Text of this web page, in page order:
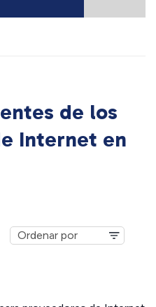
de los
Internet en